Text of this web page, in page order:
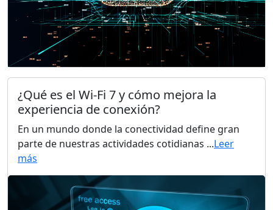
¿Qué es el Wi-Fi 7 y cómo mejora la
experiencia de conexión?
En un mundo donde la conectividad define gran
parte de nuestras actividades cotidianas ...Leer
más